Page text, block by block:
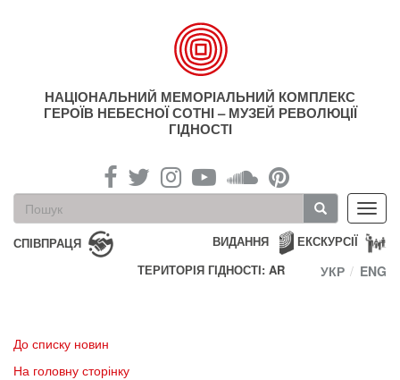
НАЦІОНАЛЬНИЙ МЕМОРІАЛЬНИЙ КОМПЛЕКС
ГЕРОЇВ НЕБЕСНОЇ СОТНІ – МУЗЕЙ РЕВОЛЮЦІЇ
ГІДНОСТІ
Пошукова
форма
Пошук
СПІВПРАЦЯ ЕКСКУРСІЇ
ВИДАННЯ
ТЕРИТОРІЯ ГІДНОСТІ: AR
УКР ENG
До списку новин
На головну сторінку